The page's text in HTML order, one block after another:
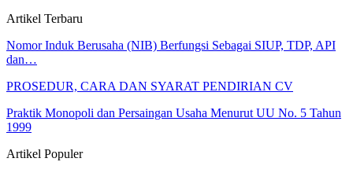
Artikel Terbaru
Nomor Induk Berusaha (NIB) Berfungsi Sebagai SIUP, TDP, API
dan…
PROSEDUR, CARA DAN SYARAT PENDIRIAN CV
Praktik Monopoli dan Persaingan Usaha Menurut UU No. 5 Tahun
1999
Artikel Populer